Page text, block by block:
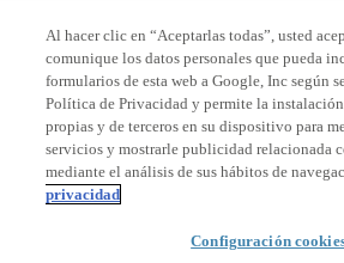
Miembro de
Acreditaciones
© 2026 La Salle Campus Barcelona - URL
Al hacer clic en “Aceptarlas todas”, usted
comunique los datos personales que pueda
formularios de esta web a Google, Inc según
Política de Privacidad y permite la
propias y de terceros en su dispositivo para
servicios y mostrarle publicidad relacionada
mediante el análisis de sus hábitos de
privacidad
Configuración